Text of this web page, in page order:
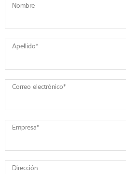
Nombre
Apellido*
Correo electrónico*
Empresa*
Dirección